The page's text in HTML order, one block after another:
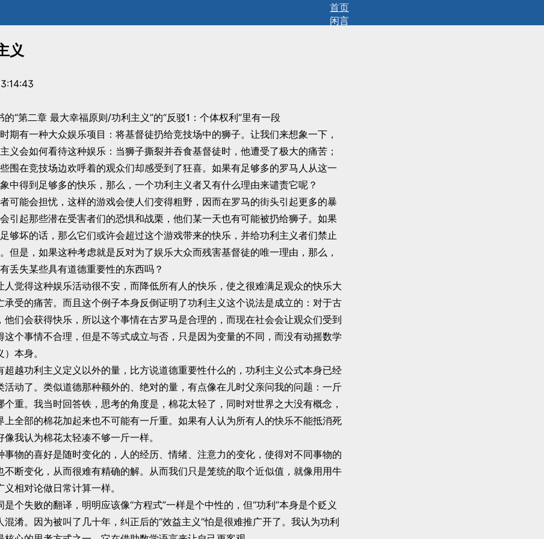
首页
闲言
义
的“第二章 最大幸福原则/功利主义”的“反驳1：个体权利”里有一段
期有一种大众娱乐项目：将基督徒扔给竞技场中的狮子。让我们来想象一下，
义会如何看待这种娱乐：当狮子撕裂并吞食基督徒时，他遭受了极大的痛苦；
围在竞技场边欢呼着的观众们却感受到了狂喜。如果有足够多的罗马人从这一
中得到足够多的快乐，那么，一个功利主义者又有什么理由来谴责它呢？
可能会担忧，这样的游戏会使人们变得粗野，因而在罗马的街头引起更多的暴
引起那些潜在受害者们的恐惧和战栗，他们某一天也有可能被扔给狮子。如果
够坏的话，那么它们或许会超过这个游戏带来的快乐，并给功利主义者们禁止
但是，如果这种考虑就是反对为了娱乐大众而残害基督徒的唯一理由，那么，
丢失某些具有道德重要性的东西吗？
人觉得这种娱乐活动很不安，而降低所有人的快乐，使之很难满足观众的快乐大
承受的痛苦。而且这个例子本身反倒证明了功利主义这个说法是成立的：对于古
他们会获得快乐，所以这个事情在古罗马是合理的，而现在社会会让观众们受到
这个事情不合理，但是不等式成立与否，只是因为变量的不同，而没有动摇数学
本身。
超越功利主义定义以外的量，比方说道德重要性什么的，功利主义公式本身已经
活动了。类似道德那种额外的、绝对的量，有点像在儿时父亲问我的问题：一斤
个重。我当时回答铁，思考的角度是，棉花太轻了，同时对世界之大没有概念，
上全部的棉花加起来也不可能有一斤重。如果有人认为所有人的快乐不能抵消死
我认为棉花太轻凑不够一斤一样。
事物的喜好是随时变化的，人的经历、情绪、注意力的变化，使得对不同事物的
不断变化，从而很难有精确的解。从而我们只是笼统的取个近似值，就像用用牛
相对论做日常计算一样。
个失败的翻译，明明应该像“方程式”一样是个中性的，但“功利”本身是个贬义
混淆。因为被叫了几十年，纠正后的“效益主义”怕是很难推广开了。我认为功利